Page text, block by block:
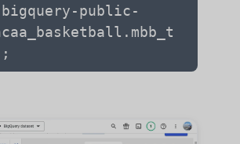
`bigquery-public-